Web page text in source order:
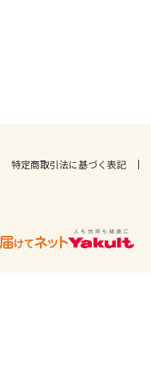
特定商取引法に基づく表記